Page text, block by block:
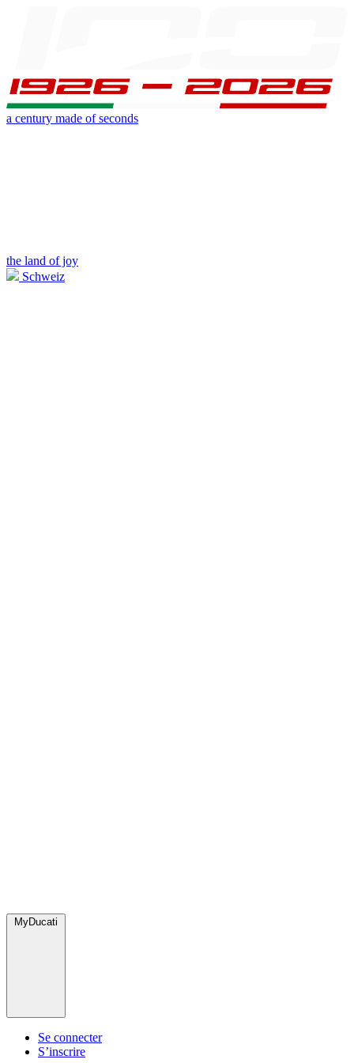
a century made of seconds
the land of joy
Schweiz
MyDucati
Se connecter
S’inscrire